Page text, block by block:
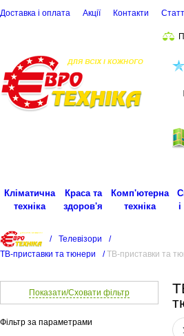
Доставка і оплата Акції Контакти
Кліматична
техніка
Краса та
здоров'я
Комп'ютерна
техніка
/ Телевізори
/
ТВ-приставки та тюнери
/ ТВ-приставки та
Показати/Сховати фільтр
Фільтр за параметрами